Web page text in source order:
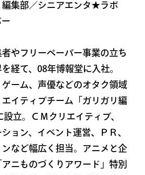
集部／シニアエンタ★ラボ
やフリーペーパー事業の立ち
経て、08年博報堂に入社。
ーム、声優などのオタク領域
イティブチーム「ガリガリ編
立。ＣＭクリエイティブ、
ョン、イベント運営、ＰＲ、
など幅広く担当。アニメと企
ニものづくりアワード」特別